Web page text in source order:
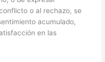
o al rechazo, se
acumulado,
en las